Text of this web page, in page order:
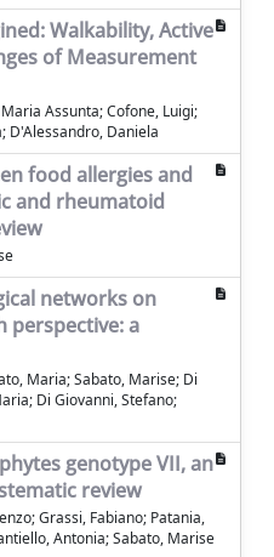
Walkability, Active
of Measurement
Assunta; Cofone, Luigi;
D'Alessandro, Daniela
food allergies and
and rheumatoid
networks on
perspective: a
Maria; Sabato, Marise; Di
Di Giovanni, Stefano;
genotype VII, an
review
Grassi, Fabiano; Patania,
Antonia; Sabato, Marise